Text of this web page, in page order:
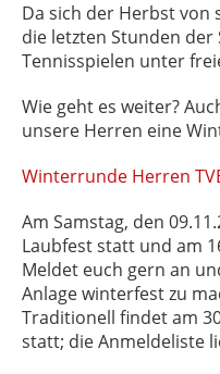
Da sich der Herbst von
die letzten Stunden der
Tennisspielen unter
Wie geht es weiter?
unsere Herren eine
Winterrunde Herren
Am Samstag, den
Laubfest statt und am
Meldet euch gern an
Anlage winterfest zu
Traditionell findet am
statt; die Anmeldeliste